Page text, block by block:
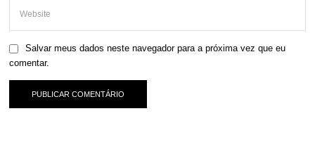
Salvar meus dados neste navegador para a próxima vez que eu
comentar.